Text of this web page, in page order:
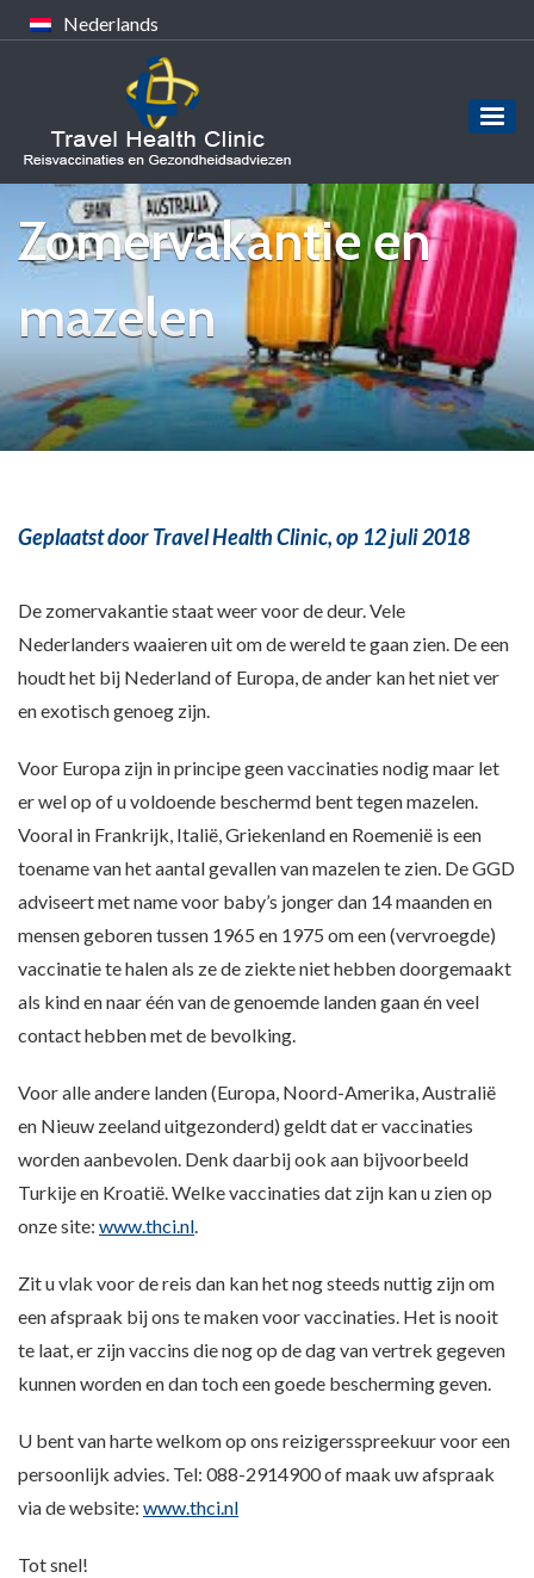
Nederlands
Zomervakantie en
mazelen
Geplaatst door Travel Health Clinic,op 12 juli 2018
De zomervakantie staat weer voor de deur. Vele
Nederlanders waaieren uit om de wereld te gaan zien. De een
houdt het bij Nederland of Europa, de ander kan het niet ver
en exotisch genoeg zijn.
Voor Europa zijn in principe geen vaccinaties nodig maar let
er wel op of u voldoende beschermd bent tegen mazelen.
Vooral in Frankrijk, Italië, Griekenland en Roemenië is een
toename van het aantal gevallen van mazelen te zien. De GGD
adviseert met name voor baby’s jonger dan 14 maanden en
mensen geboren tussen 1965 en 1975 om een (vervroegde)
vaccinatie te halen als ze de ziekte niet hebben doorgemaakt
als kind en naar één van de genoemde landen gaan én veel
contact hebben met de bevolking.
Voor alle andere landen (Europa, Noord-Amerika, Australië
en Nieuw zeeland uitgezonderd) geldt dat er vaccinaties
worden aanbevolen. Denk daarbij ook aan bijvoorbeeld
Turkije en Kroatië. Welke vaccinaties dat zijn kan u zien op
onze site: www.thci.nl.
Zit u vlak voor de reis dan kan het nog steeds nuttig zijn om
een afspraak bij ons te maken voor vaccinaties. Het is nooit
te laat, er zijn vaccins die nog op de dag van vertrek gegeven
kunnen worden en dan toch een goede bescherming geven.
U bent van harte welkom op ons reizigersspreekuur voor een
persoonlijk advies. Tel: 088-2914900 of maak uw afspraak
via de website: www.thci.nl
Tot snel!